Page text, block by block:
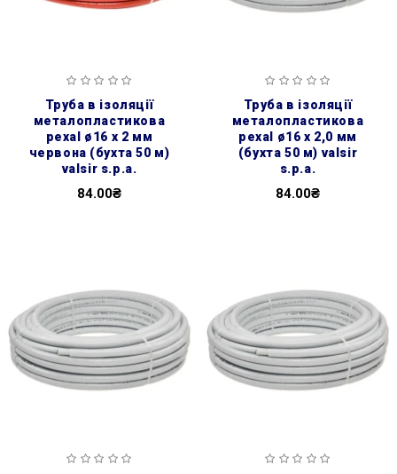
труба в ізоляції
металопластикова
pexal ø16 х 2 мм
червона (бухта 50 м)
valsir s.p.a.
84.00₴
труба в ізоляції
металопластикова
pexal ø16 х 2,0 мм
(бухта 50 м) valsir
s.p.a.
84.00₴